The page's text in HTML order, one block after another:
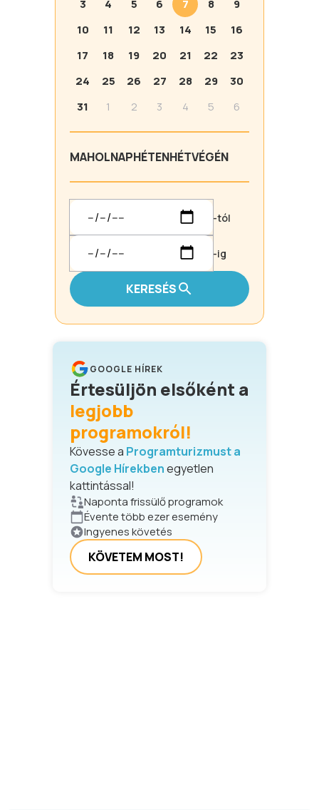
3 4 5 6 7 8
9
10
11 12 13 14 15
16
17
18 19 20 21 22
23
24
25 26 27 28 29
30
31
1 2 3 4 5 6
MAHOLNAPHÉTENHÉTVÉGÉN
-tól
-ig
KERESÉS
GOOGLE HÍREK
Értesüljön elsőként a
legjobb
programokról!
Kövesse a Programturizmust a
Google Hírekbenegyetlen
kattintással!
Naponta frissülő programok
Évente több ezer esemény
Ingyenes követés
KÖVETEM MOST!